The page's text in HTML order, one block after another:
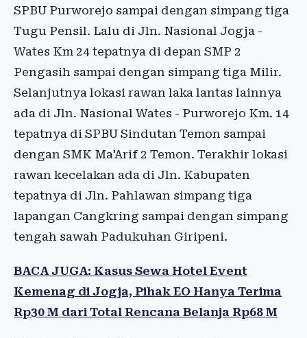
SPBU Purworejo sampai dengan simpang tiga
Tugu Pensil. Lalu di Jln. Nasional Jogja -
Wates Km 24 tepatnya di depan SMP 2
Pengasih sampai dengan simpang tiga Milir.
Selanjutnya lokasi rawan laka lantas lainnya
ada di Jln. Nasional Wates - Purworejo Km. 14
tepatnya di SPBU Sindutan Temon sampai
dengan SMK Ma'Arif 2 Temon. Terakhir lokasi
rawan kecelakan ada di Jln. Kabupaten
tepatnya di Jln. Pahlawan simpang tiga
lapangan Cangkring sampai dengan simpang
tengah sawah Padukuhan Giripeni.
BACA JUGA: Kasus Sewa Hotel Event
Kemenag di Jogja, Pihak EO Hanya Terima
Rp30 M dari Total Rencana Belanja Rp68 M